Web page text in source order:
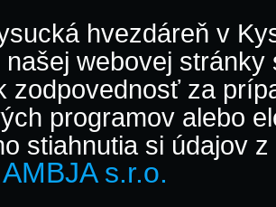
hvezdáreň v
našej webovej
zodpovednosť za
programov alebo
stiahnutia si údajov
AMBJA s.r.o.